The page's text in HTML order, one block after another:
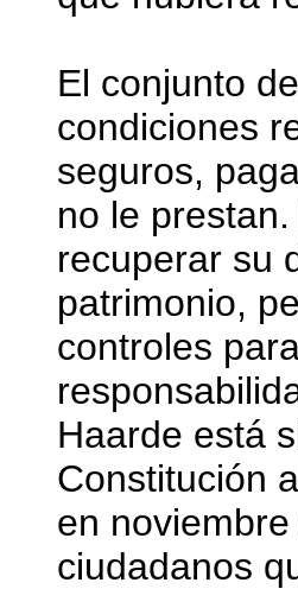
El conjunto
condiciones
seguros,
no le
recuperar su
patrimonio,
controles
Haarde está
Constitución
en
ciudadanos